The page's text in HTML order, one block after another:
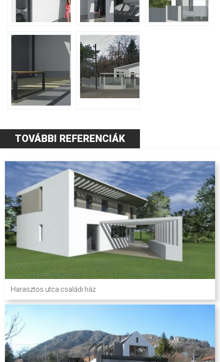
TOVÁBBI REFERENCIÁK
Harasztos utca családi ház